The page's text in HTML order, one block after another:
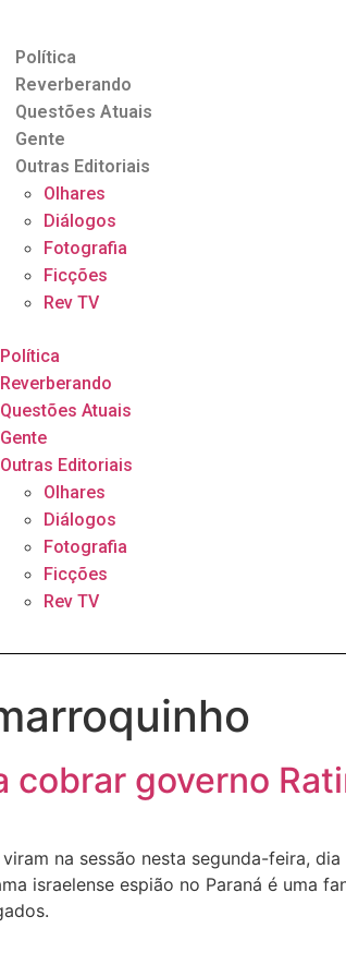
Política
Reverberando
Questões Atuais
Gente
Outras Editoriais
Olhares
Diálogos
Fotografia
Ficções
Rev TV
Política
Reverberando
Questões Atuais
Gente
Outras Editoriais
Olhares
Diálogos
Fotografia
Ficções
Rev TV
cobrar governo
na sessão nesta segunda-feira,
israelense espião no Paraná é uma